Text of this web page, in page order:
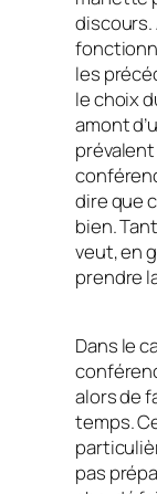
discours.
les
le choix
amont
dire que
bien.
veut, en
prendre
Dans le
alors de
temps.
pas